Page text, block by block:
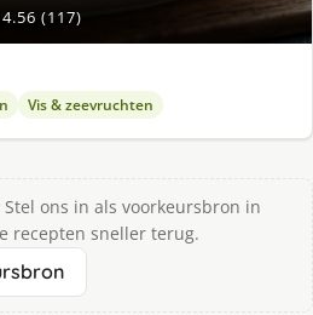
4.56 (117)
Vis & zeevruchten
Stel ons in als voorkeursbron in
recepten sneller terug.